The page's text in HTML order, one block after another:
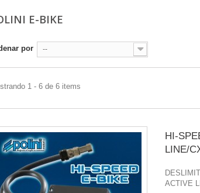
E-BIKE
por --
1 - 6 de 6 items
HI-
LINE/
ACTIVE